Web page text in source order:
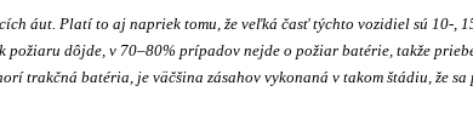
áut. Platí to aj napriek tomu, že veľká časť týchto vozidiel sú 10-,
dôjde, v 70–80% prípadov nejde o požiar batérie, takže
trakčná batéria, je väčšina zásahov vykonaná v takom štádiu, že